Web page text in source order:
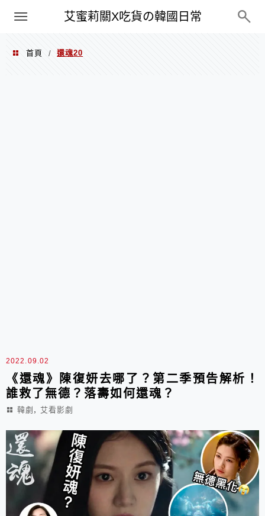
艾蜜莉關X吃貨の韓國日常
PXN
首頁 / 還魂20
2022.09.02
《還魂》陳復妍去哪了？第二季預告解析！
誰救了無德？落壽如何還魂？
韓劇 , 艾看影劇